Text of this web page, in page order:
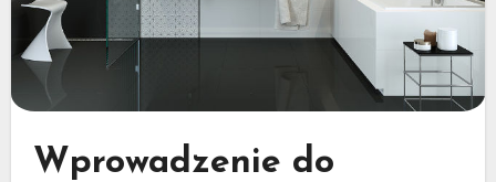
Wprowadzenie do